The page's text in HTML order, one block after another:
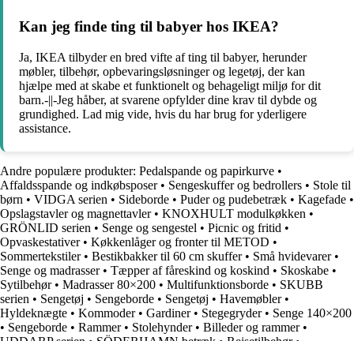
Kan jeg finde ting til babyer hos IKEA?
Ja, IKEA tilbyder en bred vifte af ting til babyer, herunder
møbler, tilbehør, opbevaringsløsninger og legetøj, der kan
hjælpe med at skabe et funktionelt og behageligt miljø for dit
barn.-||-Jeg håber, at svarene opfylder dine krav til dybde og
grundighed. Lad mig vide, hvis du har brug for yderligere
assistance.
Andre populære produkter: Pedalspande og papirkurve •
Affaldsspande og indkøbsposer• Sengeskuffer og bedrollers • Stole til
børn • VIDGA serien • Sideborde • Puder og pudebetræk • Kagefade •
Opslagstavler og magnettavler• KNOXHULT modulkøkken •
GRÖNLID serien • Senge og sengestel • Picnic og fritid •
Opvaskestativer• Køkkenlåger og fronter til METOD •
Sommertekstiler• Bestikbakker til 60 cm skuffer• Små hvidevarer•
Senge og madrasser• Tæpper af fåreskind og koskind • Skoskabe •
Sytilbehør• Madrasser 80×200 • Multifunktionsborde • SKUBB
serien • Sengetøj • Sengeborde • Sengetøj • Havemøbler•
Hyldeknægte • Kommoder• Gardiner• Stegegryder• Senge 140×200
• Sengeborde • Rammer• Stolehynder• Billeder og rammer•